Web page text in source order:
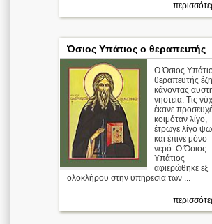
Όσιος Υπάτιος ο θεραπευτής
Ο Όσιος
θεραπευτής
κάνοντας
νηστεία. Τις
έκανε
κοιμόταν λίγο,
έτρωγε λίγο
και έπινε μόνο
νερό. Ο Όσιος
Υπάτιος
αφιερώθηκε εξ
ολοκλήρου στην υπηρεσία των ...